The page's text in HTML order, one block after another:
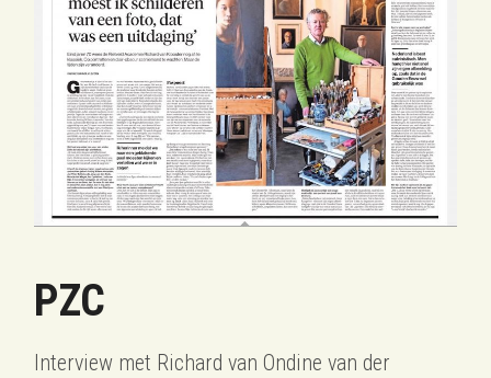
PZC
Interview met Richard van Ondine van der